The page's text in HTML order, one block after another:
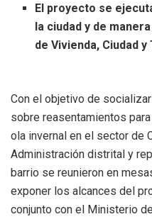
El proyecto se
la ciudad y de
de Vivienda, Ciudad
Con el objetivo de
sobre reasentamientos
ola invernal en el sector de
Administración distrital y
barrio se reunieron en
exponer los alcances del
conjunto con el Ministerio